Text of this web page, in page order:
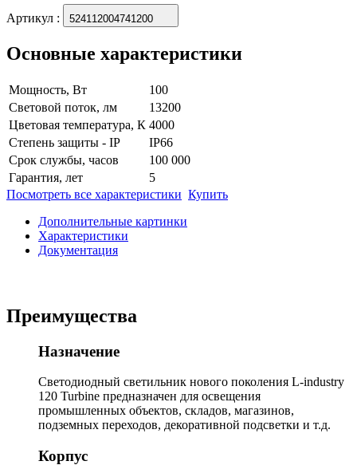
Артикул : 524112004741200
Основные характеристики
Мощность, Вт
100
Световой поток, лм
13200
Цветовая температура, К 4000
Степень защиты - IP
IP66
Срок службы, часов
100 000
Гарантия, лет
5
Посмотреть все характеристики Купить
Дополнительные картинки
Характеристики
Документация
Преимущества
Назначение
Светодиодный светильник нового поколения L-industry
120 Turbine предназначен для освещения
промышленных объектов, складов, магазинов,
подземных переходов, декоративной подсветки и т.д.
Корпус